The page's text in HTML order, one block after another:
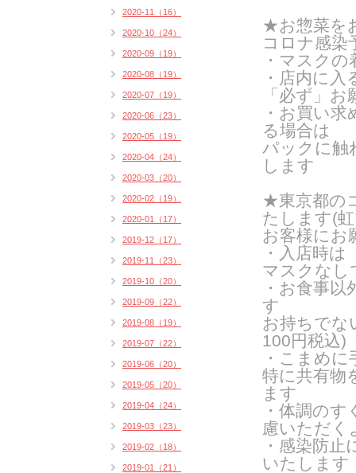
★お惣菜を
コロナ感染
・マスク
・店内に
「必ず」
・お買い
る場合は
パックに触
します
★東京都の
たします(
お客様にお
・入店時
マスクなし
・お食事
す
お持ちでな
100円税込)
・こまめ
特に共有物
ます
・体調の
慮いただく
・感染防
いたします
2020-11（16）
2020-10（24）
2020-09（19）
2020-08（19）
2020-07（19）
2020-06（23）
2020-05（19）
2020-04（24）
2020-03（20）
2020-02（19）
2020-01（17）
2019-12（17）
2019-11（23）
2019-10（20）
2019-09（22）
2019-08（19）
2019-07（22）
2019-06（20）
2019-05（20）
2019-04（24）
2019-03（23）
2019-02（18）
2019-01（21）